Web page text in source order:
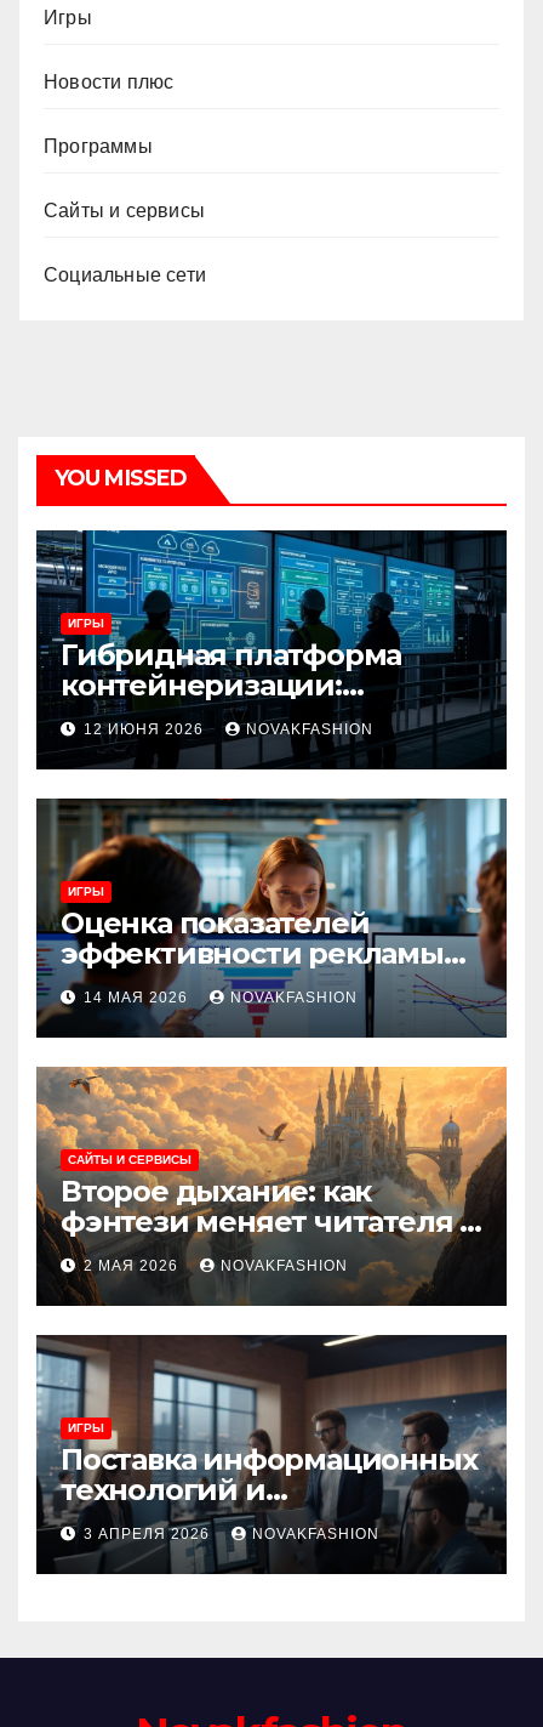
Игры
Новости плюс
Программы
Сайты и сервисы
Социальные сети
YOU MISSED
ИГРЫ
Гибридная платформа
контейнеризации:
архитектура, особенности
и сценарии использования
12 ИЮНЯ 2026 NOVAKFASHION
ИГРЫ
Оценка показателей
эффективности рекламы
при атрибуции
множественных точек
касания
14 МАЯ 2026 NOVAKFASHION
САЙТЫ И СЕРВИСЫ
Второе дыхание: как
фэнтези меняет читателя и
культуру
2 МАЯ 2026 NOVAKFASHION
ИГРЫ
Поставка информационных
технологий и
инновационные решения
3 АПРЕЛЯ 2026 NOVAKFASHION